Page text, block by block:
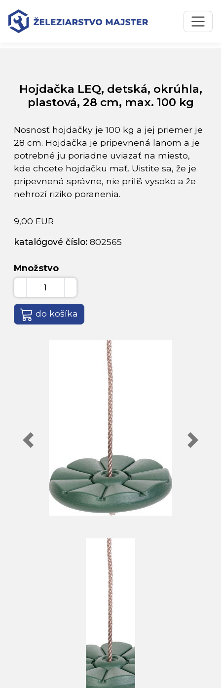
Preskočiť na obsah
Preskočiť na hlavné menu
Úvodná stránka
Hojdačka LEQ, detská, okrúhla, plastová, 28 cm, max. 100
kg
Hojdačka LEQ, detská, okrúhla,
plastová, 28 cm, max. 100 kg
Nosnosť hojdačky je 100 kg a jej priemer je
28 cm. Hojdačka je pripevnená lanom a je
potrebné ju poriadne uviazať na miesto,
kde chcete hojdačku mať. Uistite sa, že je
pripevnená správne, nie príliš vysoko a že
nehrozí riziko poranenia.
9,00 EUR
katalógové číslo: 802565
Množstvo
do košíka